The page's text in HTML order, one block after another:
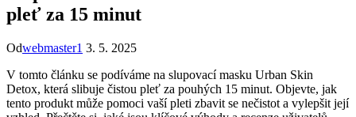
pleť za 15 minut
Odwebmaster1 3. 5. 2025
V tomto článku se podíváme na ⁢slupovací masku‍ Urban Skin
Detox,⁣ která slibuje​ čistou pleť za​ pouhých 15 minut. Objevte, ⁣jak
tento produkt může pomoci ‌vaší pleti zbavit se nečistot a⁣ vylepšit její